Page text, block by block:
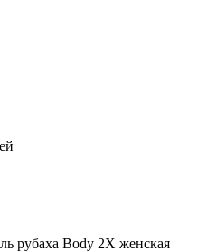
рубаха Body 2X женская